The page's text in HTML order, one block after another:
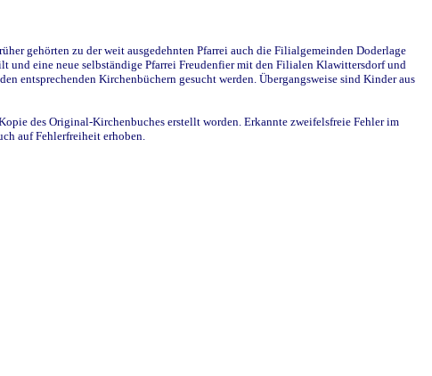
gehörten zu der weit ausgedehnten Pfarrei auch die Filialgemeinden Doderlage
und eine neue selbständige Pfarrei Freudenfier mit den Filialen Klawittersdorf und
entsprechenden Kirchenbüchern gesucht werden. Übergangsweise sind Kinder aus
des Original-Kirchenbuches erstellt worden. Erkannte zweifelsfreie Fehler im
auf Fehlerfreiheit erhoben.